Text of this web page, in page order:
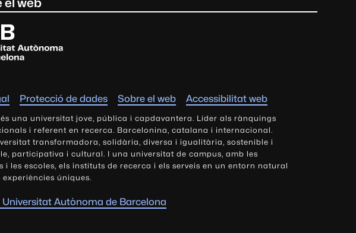
Protecció de dades Sobre el web Accessibilitat web
és una universitat jove, pública i capdavantera. Líder als rànquings
i referent en recerca. Barcelonina, catalana i internacional.
transformadora, solidària, diversa i igualitària, sostenible i
participativa i cultural. I una universitat de campus, amb les
i les escoles, els instituts de recerca i els serveis en un entorn natural
experiències úniques.
Autònoma de Barcelona